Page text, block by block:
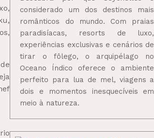
considerado um dos destinos mais
românticos do mundo. Com praias
paradisíacas, resorts de luxo,
experiências exclusivas e cenários de
tirar o fôlego, o arquipélago no
Oceano Índico oferece o ambiente
perfeito para lua de mel, viagens a
dois e momentos inesquecíveis em
meio à natureza.